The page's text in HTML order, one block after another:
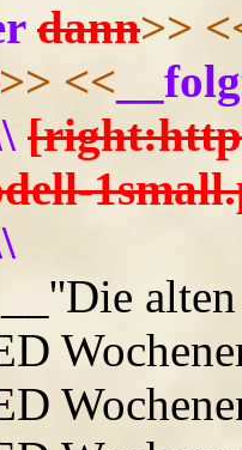
dann>>
>> <<
__''Die